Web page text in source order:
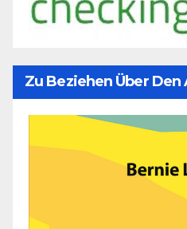
Zu Beziehen Über Den